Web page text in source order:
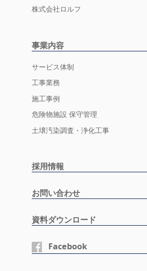
株式会社ロルフ
事業内容
サービス体制
工事業務
施工事例
危険物施設 保守管理
土壌汚染調査・浄化工事
採用情報
お問い合わせ
資料ダウンロード
Facebook